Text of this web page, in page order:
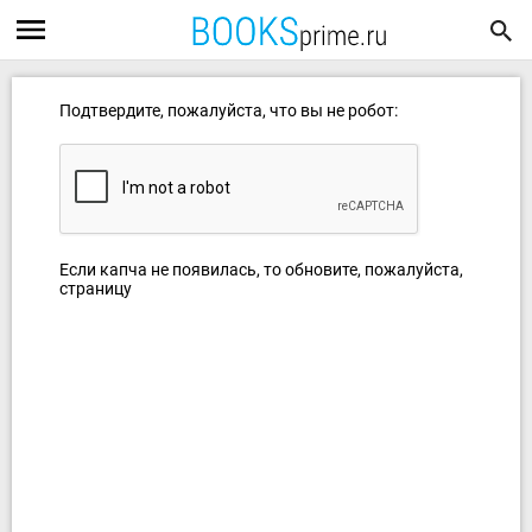
Подтвердите, пожалуйста, что вы не робот:
Если капча не появилась, то обновите, пожалуйста,
страницу